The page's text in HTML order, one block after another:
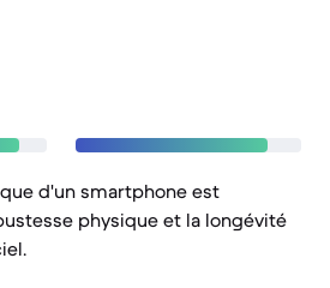
d'un smartphone est
physique et la longévité